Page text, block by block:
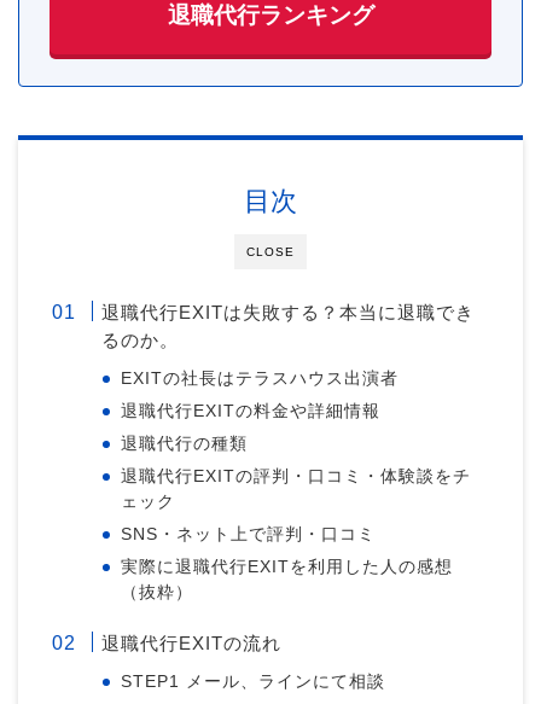
退職代行ランキング
CLOSE
目次
退職代行EXITは失敗する？本当に退職でき
るのか。
EXITの社長はテラスハウス出演者
退職代行EXITの料金や詳細情報
退職代行の種類
退職代行EXITの評判・口コミ・体験談をチ
ェック
SNS・ネット上で評判・口コミ
実際に退職代行EXITを利用した人の感想
（抜粋）
退職代行EXITの流れ
STEP1 メール、ラインにて相談